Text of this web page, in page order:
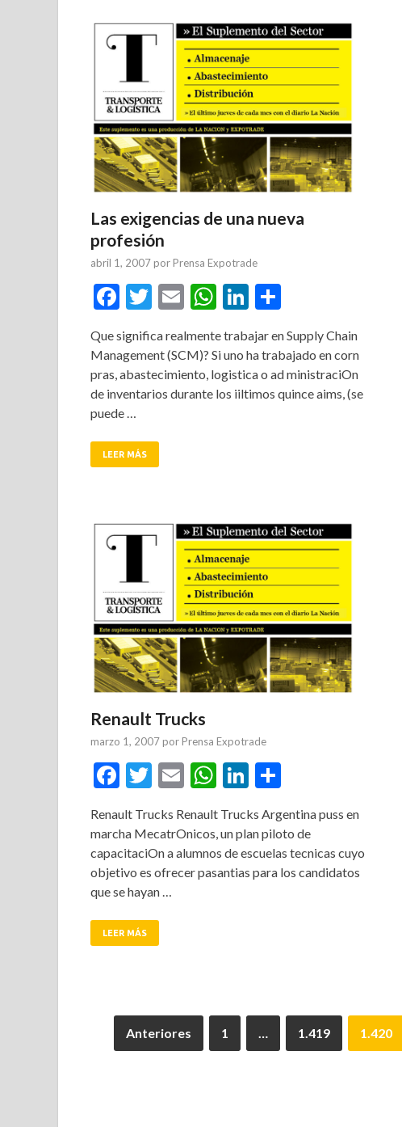
Las exigencias de una nueva
profesión
abril 1, 2007 por Prensa Expotrade
Facebook
Twitter
EmailWhatsApp
LinkedIn
Que significa realmente trabajar en Supply Chain
Management (SCM)? Si uno ha trabajado en corn
pras, abastecimiento, logistica o ad ministraciOn
de inventarios durante los iiltimos quince aims, (se
puede …
LEER MÁS
Renault Trucks
marzo 1, 2007 por Prensa Expotrade
Facebook
Twitter
EmailWhatsApp
LinkedIn
Renault Trucks Renault Trucks Argentina puss en
marcha MecatrOnicos, un plan piloto de
capacitaciOn a alumnos de escuelas tecnicas cuyo
objetivo es ofrecer pasantias para los candidatos
que se hayan …
LEER MÁS
Anteriores 1 … 1.419 1.420